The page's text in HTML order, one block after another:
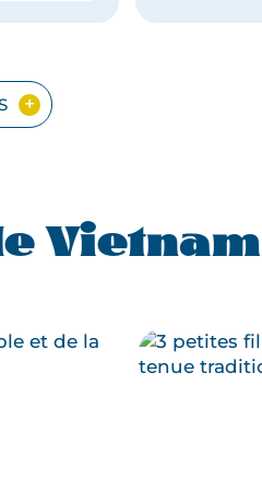
EN
PETIT
GROUPE
Vietnam